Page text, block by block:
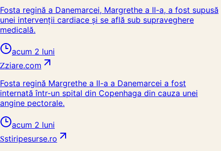
Fosta regină a Danemarcei, Margrethe a II-a, a fost supusă
unei intervenții cardiace și se află sub supraveghere
medicală.
acum 2 luni
Zziare.com
Fosta regină Margrethe a II-a a Danemarcei a fost
internată într-un spital din Copenhaga din cauza unei
angine pectorale.
acum 2 luni
Sstiripesurse.ro